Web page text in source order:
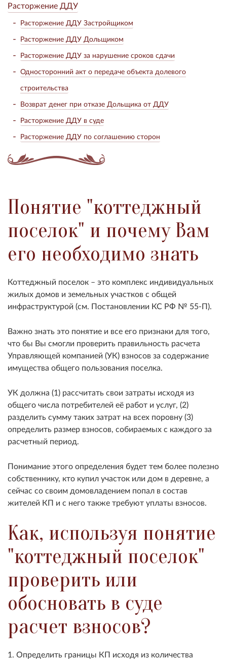
Расторжение ДДУ
Расторжение ДДУ Застройщиком
Расторжение ДДУ Дольщиком
Расторжение ДДУ за нарушение сроков сдачи
Односторонний акт о передаче объекта долевого
строительства
Возврат денег при отказе Дольщика от ДДУ
Расторжение ДДУ в суде
Расторжение ДДУ по соглашению сторон
Понятие "коттеджный
поселок" и почему Вам
его необходимо знать
Коттеджный поселок – это комплекс индивидуальных
жилых домов и земельных участков с общей
инфраструктурой (см. Постановлении КС РФ № 55-П).
Важно знать это понятие и все его признаки для того,
что бы Вы смогли проверить правильность расчета
Управляющей компанией (УК) взносов за содержание
имущества общего пользования поселка.
УК должна (1) рассчитать свои затраты исходя из
общего числа потребителей её работ и услуг, (2)
разделить сумму таких затрат на всех поровну (3)
определить размер взносов, собираемых с каждого за
расчетный период.
Понимание этого определения будет тем более полезно
собственнику, кто купил участок или дом в деревне, а
сейчас со своим домовладением попал в состав
жителей КП и с него также требуют уплаты взносов.
Как, используя понятие
"коттеджный поселок"
проверить или
обосновать в суде
расчет взносов?
1. Определить границы КП исходя из количества